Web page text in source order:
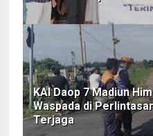
KAI Daop 7 Madiun
Waspada di
Terjaga